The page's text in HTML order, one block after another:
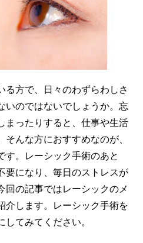
る方で、日々のわずらわしさ
いのではないでしょうか。忘
まったりすると、仕事や生活
んな方におすすめなのが、
す。レーシック手術のあと
要になり、毎日のストレスが
回の記事ではレーシックのメ
介します。レーシック手術を
てみてください。